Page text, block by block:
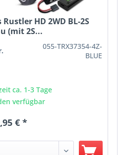
Rustler HD 2WD BL-2S
(mit 2S...
055-TRX37354-4Z-
BLUE
ca. 1-3 Tage
verfügbar
€ *